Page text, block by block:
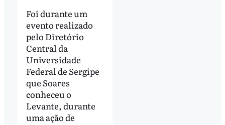
Foi durante um
evento realizado
pelo Diretório
Central da
Universidade
Federal de Sergipe
que Soares
conheceu o
Levante, durante
uma ação de